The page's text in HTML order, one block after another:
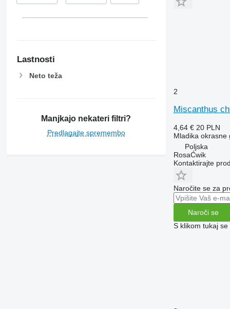
Lastnosti
Neto teža
Manjkajo nekateri filtri?
Predlagajte spremembo
2
Miscanthus
4,64 € 20 PLN
Mladika okrasne
Poljska
RosaĆwik
Kontaktirajte
Naročite se za
Naroči se
S klikom tukaj